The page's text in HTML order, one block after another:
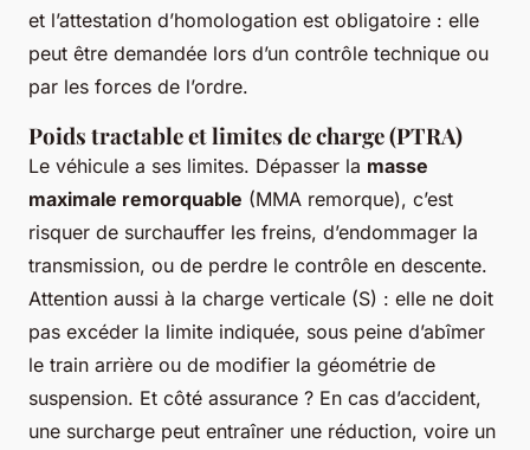
et l’attestation d’homologation est obligatoire : elle
peut être demandée lors d’un contrôle technique ou
par les forces de l’ordre.
Poids tractable et limites de charge (PTRA)
Le véhicule a ses limites. Dépasser la masse
maximale remorquable (MMA remorque), c’est
risquer de surchauffer les freins, d’endommager la
transmission, ou de perdre le contrôle en descente.
Attention aussi à la charge verticale (S) : elle ne doit
pas excéder la limite indiquée, sous peine d’abîmer
le train arrière ou de modifier la géométrie de
suspension. Et côté assurance ? En cas d’accident,
une surcharge peut entraîner une réduction, voire un